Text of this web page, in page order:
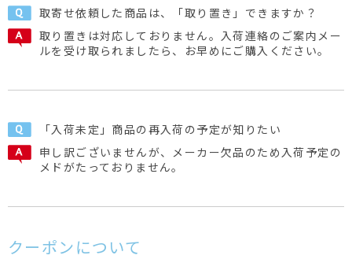
取寄せ依頼した商品は、「取り置き」できますか？
取り置きは対応しておりません。入荷連絡のご案内メー
ルを受け取られましたら、お早めにご購入ください。
「入荷未定」商品の再入荷の予定が知りたい
申し訳ございませんが、メーカー欠品のため入荷予定の
メドがたっておりません。
クーポンについて